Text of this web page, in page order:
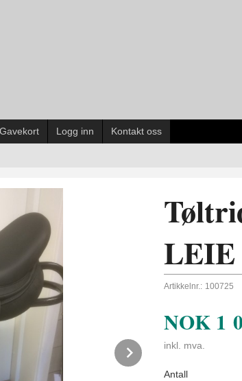
Gavekort Logg inn Kontakt oss
Next
LEIE
Artikkelnr.: 100725
NOK 1
inkl. mva.
Antall